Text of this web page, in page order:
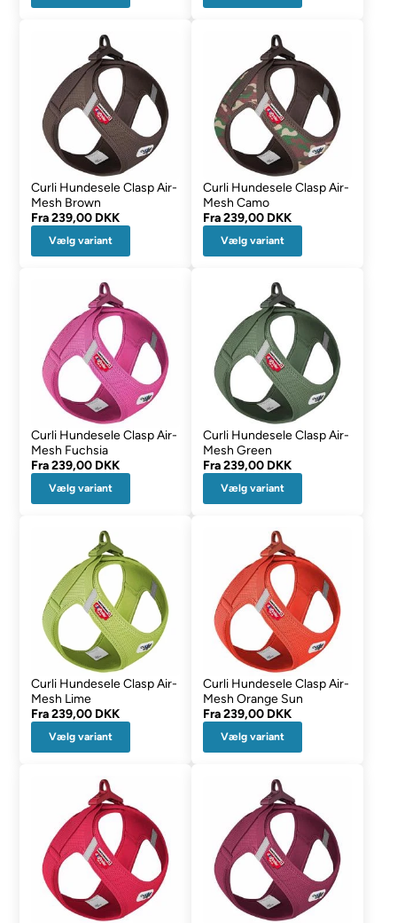
Curli Hundesele Clasp Air-
Mesh Brown
Fra239,00 DKK
Vælg variant
Curli Hundesele Clasp Air-
Mesh Camo
Fra239,00 DKK
Vælg variant
Curli Hundesele Clasp Air-
Mesh Fuchsia
Fra239,00 DKK
Vælg variant
Curli Hundesele Clasp Air-
Mesh Green
Fra239,00 DKK
Vælg variant
Curli Hundesele Clasp Air-
Mesh Lime
Fra239,00 DKK
Vælg variant
Curli Hundesele Clasp Air-
Mesh Orange Sun
Fra239,00 DKK
Vælg variant